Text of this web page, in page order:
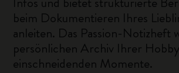
beim Dokumentieren Ihres
anleiten. Das Passion-Notizheft
persönlichen Archiv Ihrer
einschneidenden Momente.